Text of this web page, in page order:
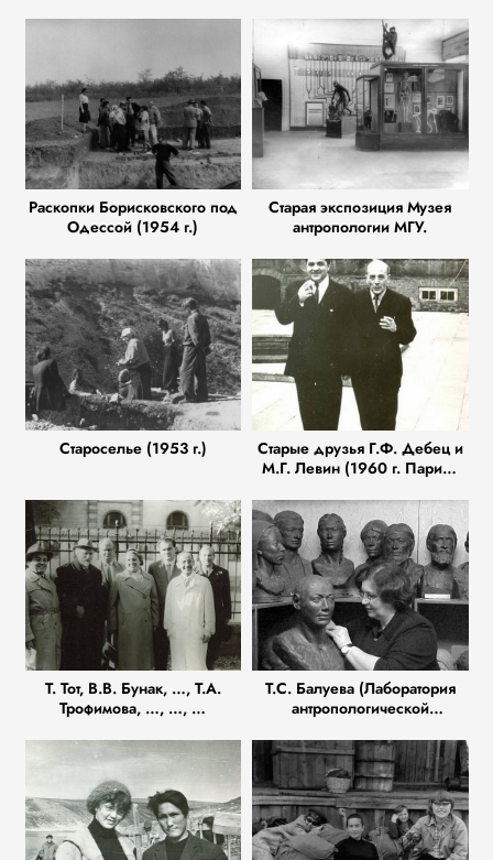
Кондукторова, М.И. Урысон,
М.В. Игнатьев)
Раскопки Борисковского под
Одессой (1954 г.)
Старая экспозиция Музея
антропологии МГУ.
Староселье (1953 г.)
Старые друзья Г.Ф. Дебец и
М.Г. Левин (1960 г. Париж.
Т. Тот, В.В. Бунак, …, Т.А.
Трофимова, …, …, …
Т.С. Балуева (Лаборатория
антропологической